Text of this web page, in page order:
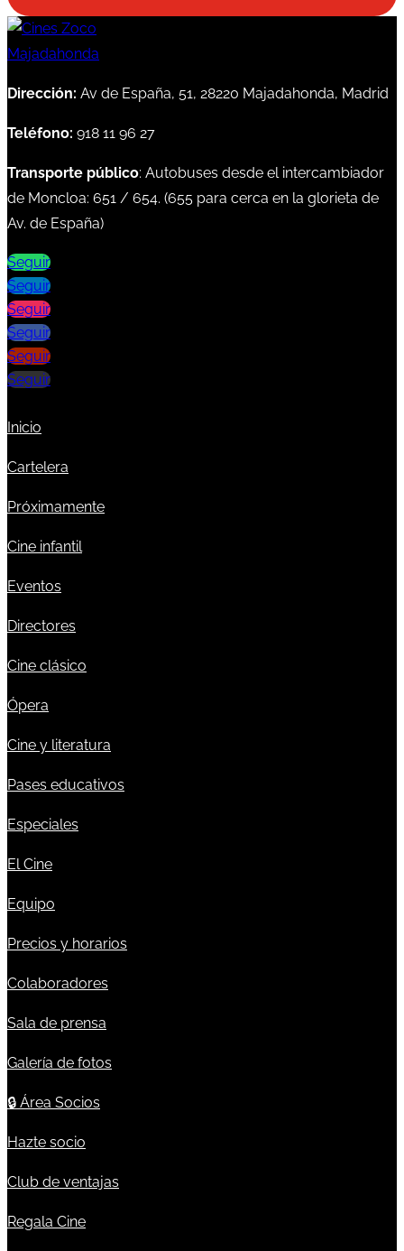
Dirección: Av de España, 51, 28220 Majadahonda, Madrid
Teléfono: 918 11 96 27
Transporte público: Autobuses desde el intercambiador
de Moncloa: 651 / 654. (655 para cerca en la glorieta de
Av. de España)
Seguir
Seguir
Seguir
Seguir
Seguir
Seguir
Inicio
Cartelera
Próximamente
Cine infantil
Eventos
Directores
Cine clásico
Ópera
Cine y literatura
Pases educativos
Especiales
El Cine
Equipo
Precios y horarios
Colaboradores
Sala de prensa
Galería de fotos
🔒 Área Socios
Hazte socio
Club de ventajas
Regala Cine